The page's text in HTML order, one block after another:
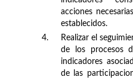
acciones
establecidos.
4.
Realizar el
de los procesos
indicadores
de las